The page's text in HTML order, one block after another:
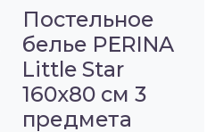
Постельное
белье PERINA
Little Star
160х80 см 3
предмета